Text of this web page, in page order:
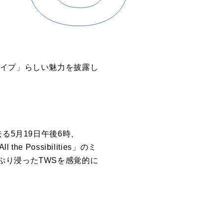
プ」 らしい魅力 を披露し
る5月19日午後6時、
the Possibilities 」 の ミ
り浸ったTWS を感覚的に